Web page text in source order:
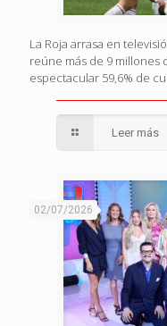
La Roja arrasa en
reúne más de 9 millones
espectacular 59,6% de
Leer más
02/07/2026